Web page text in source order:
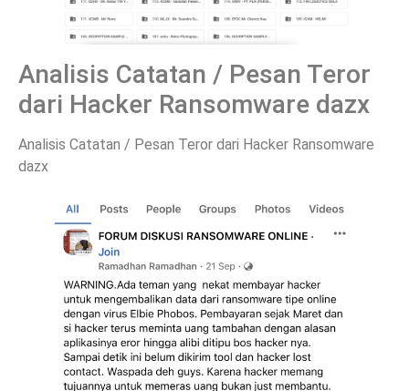
Analisis Catatan / Pesan Teror
dari Hacker Ransomware dazx
Analisis Catatan / Pesan Teror dari Hacker Ransomware
dazx